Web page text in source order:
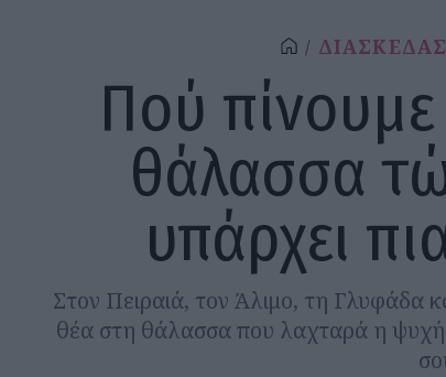
Πού
θάλασσα
υπάρχει
Στον Πειραιά, τον Άλιμο, τη Γλυφάδα
θέα στη θάλασσα που λαχταρά η ψυχή